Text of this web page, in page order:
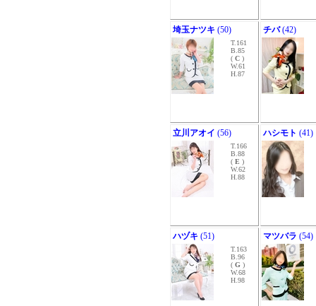
埼玉ナツキ (50)
T.161
B.85
( C )
W.61
H.87
チバ(42)
立川アオイ (56)
T.166
B.88
( E )
W.62
H.88
ハシモト (41)
ハヅキ (51)
T.163
B.96
( G )
W.68
H.98
マツバラ (54)